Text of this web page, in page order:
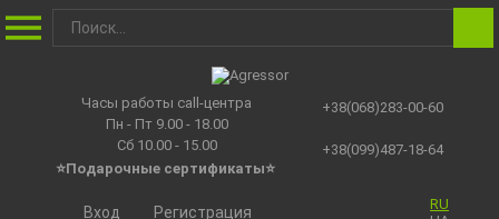
Часы работы call-центра
Пн - Пт 9.00 - 18.00
Сб 10.00 - 15.00
⭐Подарочные сертификаты⭐
+38(068)283-00-60
+38(099)487-18-64
RU
Вход Регистрация